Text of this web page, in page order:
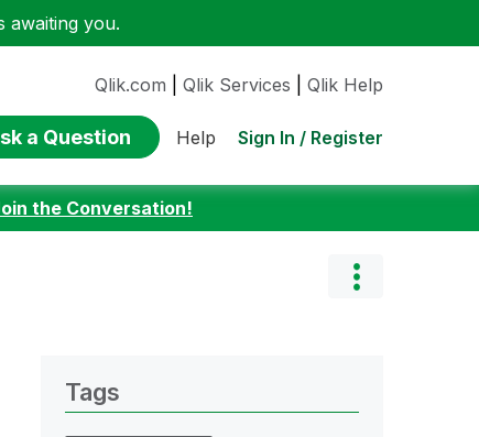
awaiting you.
Qlik.com Qlik Services Qlik Help
a Question Help Sign In / Register
the Conversation!
Tags